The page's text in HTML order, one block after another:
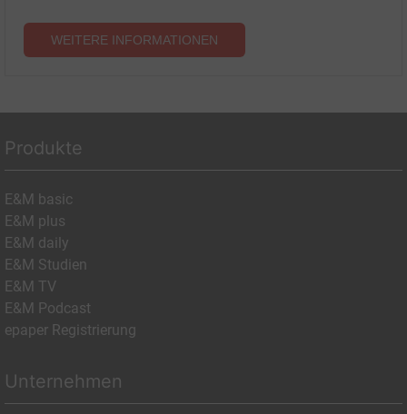
WEITERE INFORMATIONEN
Produkte
E&M basic
E&M plus
E&M daily
E&M Studien
E&M TV
E&M Podcast
epaper Registrierung
Unternehmen